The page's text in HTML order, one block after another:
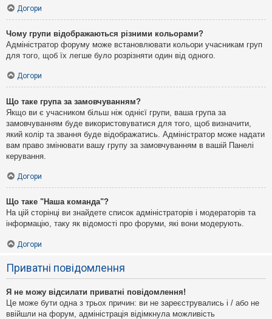
Догори
Чому групи відображаються різними кольорами?
Адміністратор форуму може встановлювати кольори учасникам груп
для того, щоб їх легше було розрізняти один від одного.
Догори
Що таке група за замовчуванням?
Якщо ви є учасником більш ніж однієї групи, ваша група за
замовчуванням буде використовуватися для того, щоб визначити,
який колір та звання буде відображатись. Адміністратор може надати
вам право змінювати вашу групу за замовчуванням в вашій Панелі
керування.
Догори
Що таке "Наша команда"?
На цій сторінці ви знайдете список адміністраторів і модераторів та
інформацію, таку як відомості про форуми, які вони модерують.
Догори
Приватні повідомлення
Я не можу відсилати приватні повідомлення!
Це може бути одна з трьох причин: ви не зареєструвались і / або не
ввійшли на форум, адміністрація відімкнула можливість